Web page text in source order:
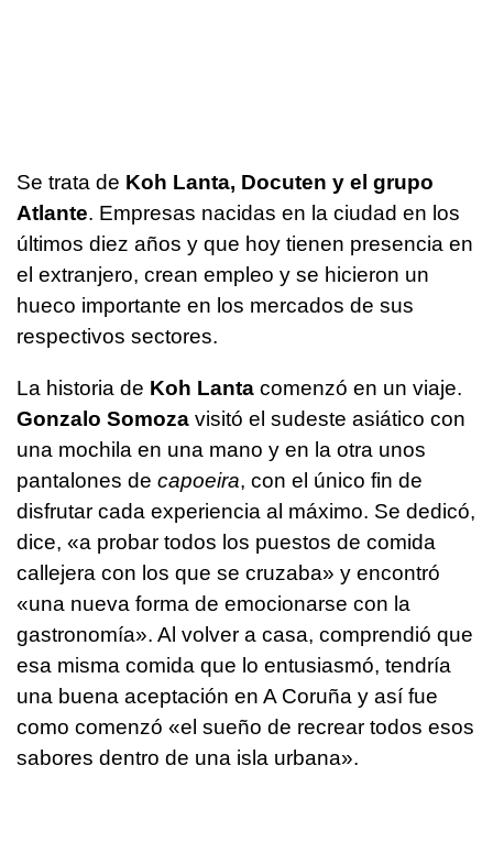
Se trata de Koh Lanta, Docuten y el grupo
Atlante. Empresas nacidas en la ciudad en los
últimos diez años y que hoy tienen presencia en
el extranjero, crean empleo y se hicieron un
hueco importante en los mercados de sus
respectivos sectores.
La historia de Koh Lanta comenzó en un viaje.
Gonzalo Somoza visitó el sudeste asiático con
una mochila en una mano y en la otra unos
pantalones de capoeira, con el único fin de
disfrutar cada experiencia al máximo. Se dedicó,
dice, «a probar todos los puestos de comida
callejera con los que se cruzaba» y encontró
«una nueva forma de emocionarse con la
gastronomía». Al volver a casa, comprendió que
esa misma comida que lo entusiasmó, tendría
una buena aceptación en A Coruña y así fue
como comenzó «el sueño de recrear todos esos
sabores dentro de una isla urbana».